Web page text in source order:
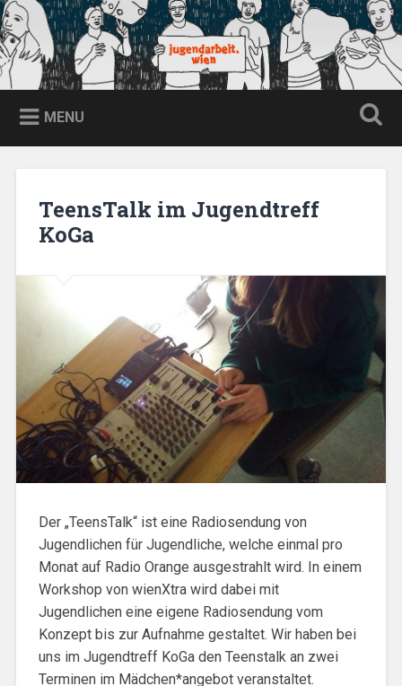
Skip
to
content
Search
jugendarbeit.wien
MENU
TeensTalk im Jugendtreff
KoGa
Der „TeensTalk“ ist eine Radiosendung von
Jugendlichen für Jugendliche, welche einmal pro
Monat auf Radio Orange ausgestrahlt wird. In einem
Workshop von wienXtra wird dabei mit
Jugendlichen eine eigene Radiosendung vom
Konzept bis zur Aufnahme gestaltet. Wir haben bei
uns im Jugendtreff KoGa den Teenstalk an zwei
Terminen im Mädchen*angebot veranstaltet.